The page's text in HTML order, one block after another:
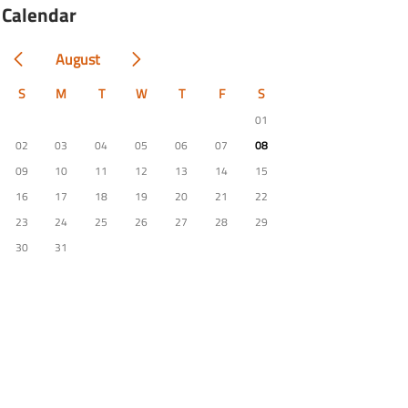
Calendar
August
S M T W T F S
01
02
03 04 05 06 07
08
09
10 11 12 13 14
15
16
17 18 19 20 21
22
23
24 25 26 27 28
29
30
31